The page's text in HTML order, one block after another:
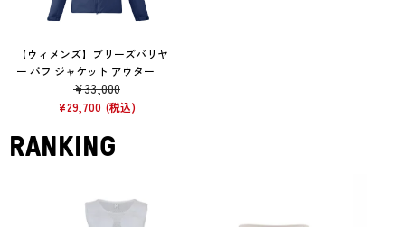
【ウィメンズ】ブリーズバリヤ
ー パフ ジャケット アウター
¥33,000
¥29,700
RANKING